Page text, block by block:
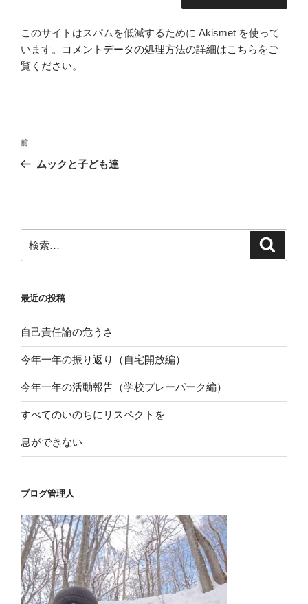
このサイトはスパムを低減するために Akismet を使って
います。
コメントデータの処理方法の詳細はこちらをご
覧ください。
投
ナ
ー
シ
前
の
前
ムックと子ども達
索:
最近の投稿
自己責任論の危うさ
今年一年の振り返り（自宅開放編）
今年一年の活動報告（学校プレーパーク編）
すべてのいのちにリスペクトを
息ができない
ブログ管理人